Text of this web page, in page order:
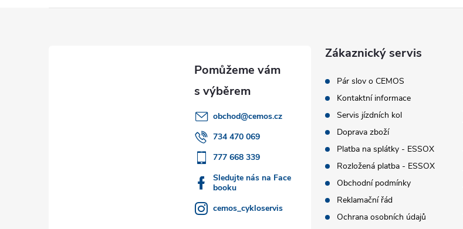
obchod@cemos.cz
734 470 069
777 668 339
Sledujte nás na Face
booku
cemos_cykloservis
Zákaznický servis
Pár slov o CEMOS
Kontaktní informace
Servis jízdních kol
Doprava zboží
Platba na splátky - ESSOX
Rozložená platba - ESSOX
Obchodní podmínky
Reklamační řád
Ochrana osobních údajů